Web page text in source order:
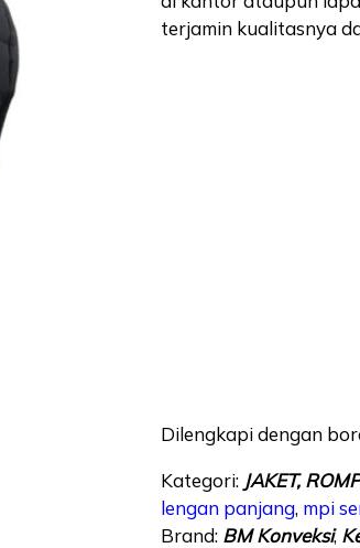
terjamin kualitasnya
Dilengkapi dengan
Kategori: JAKET,
lengan panjang, mpi
Brand: BM Konveksi,